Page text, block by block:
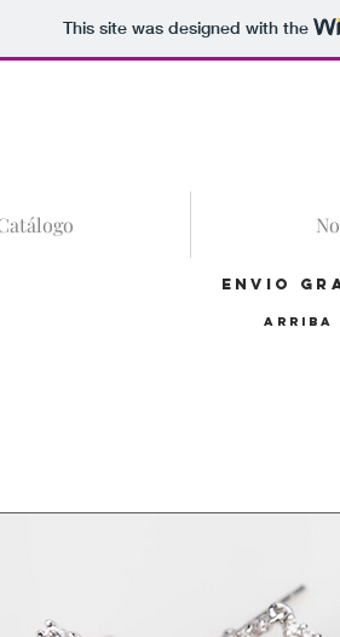
This site was designed with the
Envio
arriba